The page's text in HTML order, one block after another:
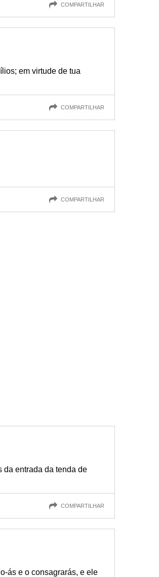
COMPARTILHAR
em virtude de tua
COMPARTILHAR
COMPARTILHAR
da entrada da tenda de
COMPARTILHAR
ás e o consagrarás, e ele